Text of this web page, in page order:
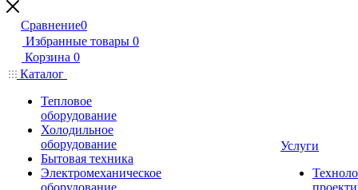
Сравнение0
Избранные товары 0
Корзина 0
Каталог
Тепловое
оборудование
Холодильное
оборудование
Бытовая техника
Электромеханическое
оборудование
Услуги